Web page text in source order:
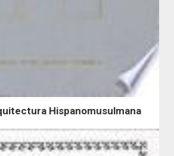
Hispanomusulmana